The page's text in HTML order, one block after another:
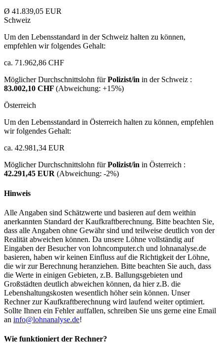
Ø 41.839,05 EUR
Schweiz
Um den Lebensstandard in der Schweiz halten zu können,
empfehlen wir folgendes Gehalt:
ca. 71.962,86 CHF
Möglicher Durchschnittslohn fürPolizist/in in der Schweiz :
83.002,10 CHF (Abweichung: +15%)
Österreich
Um den Lebensstandard in Österreich halten zu können, empfehlen
wir folgendes Gehalt:
ca. 42.981,34 EUR
Möglicher Durchschnittslohn fürPolizist/in in Österreich :
42.291,45 EUR (Abweichung: -2%)
Hinweis
Alle Angaben sind Schätzwerte und basieren auf dem weithin
anerkannten Standard der Kaufkraftberechnung. Bitte beachten Sie,
dass alle Angaben ohne Gewähr sind und teilweise deutlich von der
Realität abweichen können. Da unsere Löhne vollständig auf
Eingaben der Besucher von lohncomputer.ch und lohnanalyse.de
basieren, haben wir keinen Einfluss auf die Richtigkeit der Löhne,
die wir zur Berechnung heranziehen. Bitte beachten Sie auch, dass
die Werte in einigen Gebieten, z.B. Ballungsgebieten und
Großstädten deutlich abweichen können, da hier z.B. die
Lebenshaltungskosten wesentlich höher sein können. Unser
Rechner zur Kaufkraftberechnung wird laufend weiter optimiert.
Sollte Ihnen ein Fehler auffallen, schreiben Sie uns gerne eine Email
an info@lohnanalyse.de!
Wie funktioniert der Rechner?